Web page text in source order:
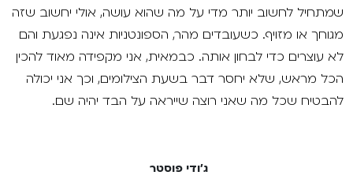
שמתחיל לחשוב יותר מדי על מה שהוא עושה, אולי יחשוב שזה
מגוחך או מזויף. כשעובדים מהר, הספונטניות אינה נפגעת והם
לא עוצרים כדי לבחון אותה. כבמאית, אני מקפידה מאוד להכין
הכל מראש, שלא יחסר דבר בשעת הצילומים, וכך אני יכולה
להבטיח שכל מה שאני רוצה שייראה על הבד יהיה שם.
ג'ודי פוסטר